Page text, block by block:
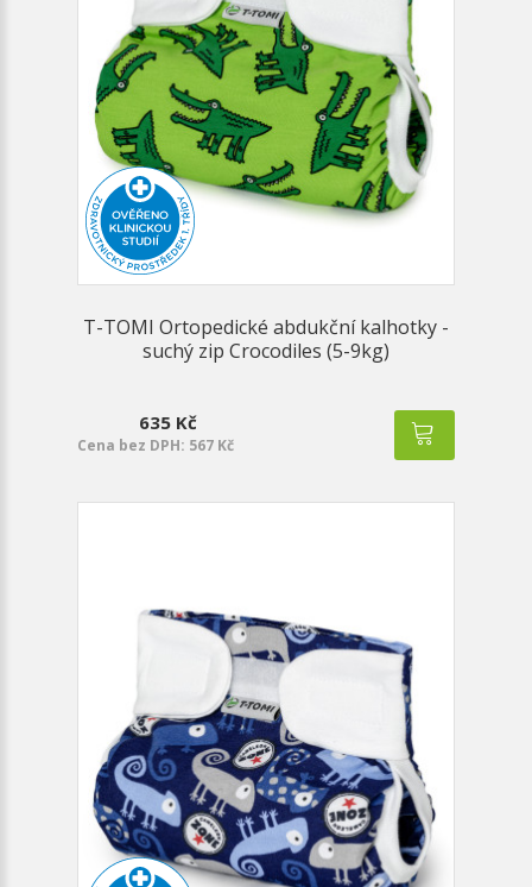
T-TOMI Ortopedické abdukční kalhotky -
suchý zip Crocodiles (5-9kg)
635 Kč
Cena bez DPH: 567 Kč